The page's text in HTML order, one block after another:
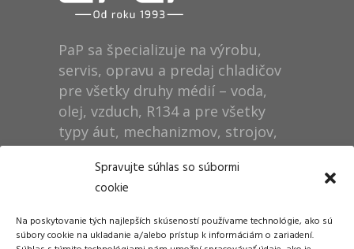
Spravujte súhlas so súbormi
cookie
Na poskytovanie tých najlepších skúseností používame technológie, ako sú
súbory cookie na ukladanie a/alebo prístup k informáciám o zariadení.
PaP sa špecializuje na výrobu,
servis, opravu a predaj chladičov
pre všetky druhy médií – voda,
olej, vzduch, R134 a pre všetky
typy áut, mechanizmov, strojov,
technológií, rušňov…
Dušan Pytel P a P